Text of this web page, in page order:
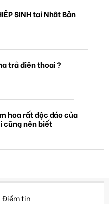
SINH tại Nhật Bản
trả điện thoại ?
hoa rất độc đáo của
cũng nên biết
Điểm tin